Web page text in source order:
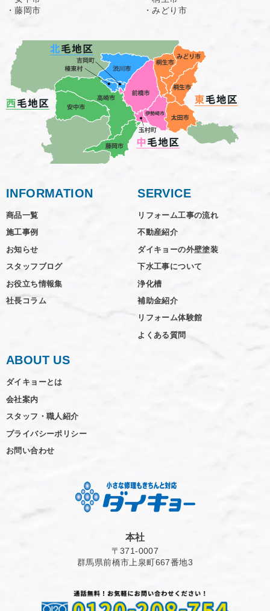
・藤岡市
・みどり市
INFORMATION
商品一覧
施工事例
お知らせ
スタッフブログ
お役立ち情報集
社長コラム
SERVICE
リフォーム工事の流れ
不動産紹介
ダイキョーの外壁塗装
下水工事について
浄化槽
補助金紹介
リフォーム体験館
よくある質問
ABOUT US
ダイキョーとは
会社案内
スタッフ・職人紹介
プライバシーポリシー
お問い合わせ
本社
〒371-0007
群馬県前橋市上泉町667番地3